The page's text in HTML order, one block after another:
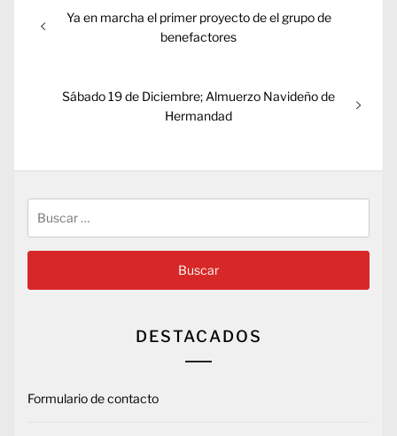
de
Entrada
Ya en marcha el primer proyecto de el grupo de
benefactores
Entrada
Sábado 19 de Diciembre; Almuerzo Navideño de
Hermandad
DESTACADOS
Formulario de contacto